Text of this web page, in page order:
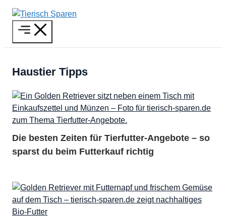
Zum
Inhalt
springen
Haustier Tipps
Die besten Zeiten für Tierfutter-Angebote – so
sparst du beim Futterkauf richtig